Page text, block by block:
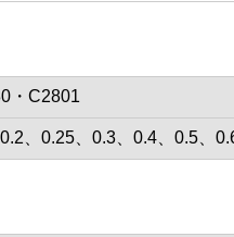
・C2801
、0.25、0.3、0.4、0.5、